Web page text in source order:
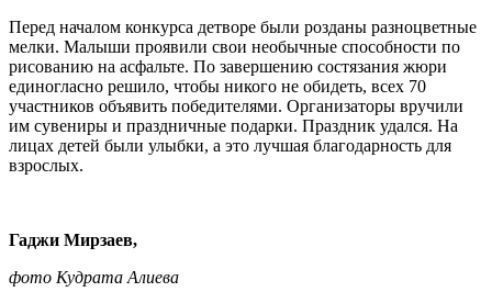
Перед началом конкурса детворе были розданы разноцветные
мелки. Малыши проявили свои необычные способности по
рисованию на асфальте. По завершению состязания жюри
единогласно решило, чтобы никого не обидеть, всех 70
участников объявить победителями. Организаторы вручили
им сувениры и праздничные подарки. Праздник удался. На
лицах детей были улыбки, а это лучшая благодарность для
взрослых.
Гаджи Мирзаев,
фото Кудрата Алиева